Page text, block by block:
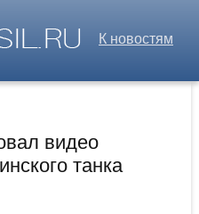
К новостям
видео
танка